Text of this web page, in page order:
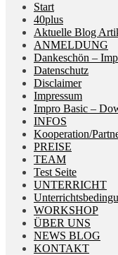
Start
40plus
Aktuelle Blog
ANMELDUNG
Dankeschön –
Datenschutz
Disclaimer
Impressum
Impro Basic –
INFOS
Kooperation/
PREISE
TEAM
Test Seite
UNTERRICHT
WORKSHOP
ÜBER UNS
NEWS BLOG
KONTAKT